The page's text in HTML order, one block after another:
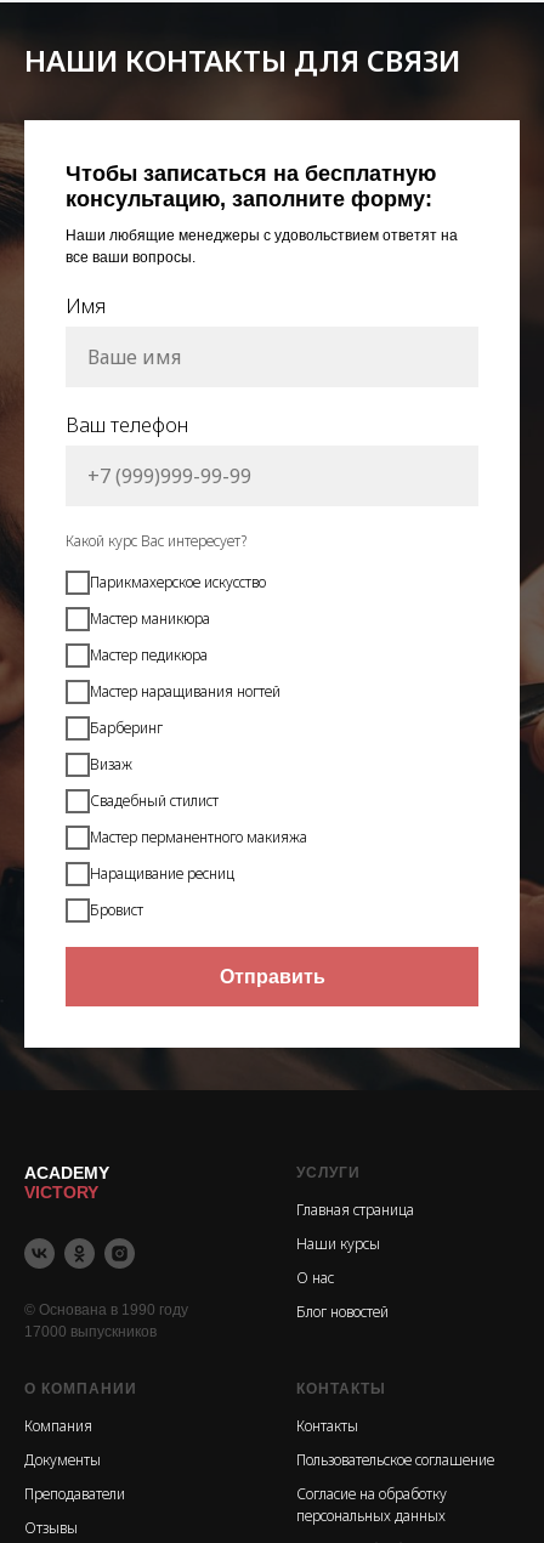
НАШИ КОНТАКТЫ ДЛЯ СВЯЗИ
Чтобы записаться на бесплатную
консультацию, заполните форму:
Наши любящие менеджеры с удовольствием ответят на
все ваши вопросы.
Имя
Ваш телефон
Какой курс Вас интересует?
Парикмахерское искусство
Мастер маникюра
Мастер педикюра
Мастер наращивания ногтей
Барберинг
Визаж
Свадебный стилист
Мастер перманентного макияжа
Наращивание ресниц
Бровист
Отправить
ACADEMY
VICTORY
© Основана в 1990 году
17000 выпускников
УСЛУГИ
Главная страница
Наши курсы
О нас
Блог новостей
О КОМПАНИИ
Компания
Документы
Преподаватели
Отзывы
КОНТАКТЫ
Контакты
Пользовательское соглашение
Согласие на обработку
персональных данных